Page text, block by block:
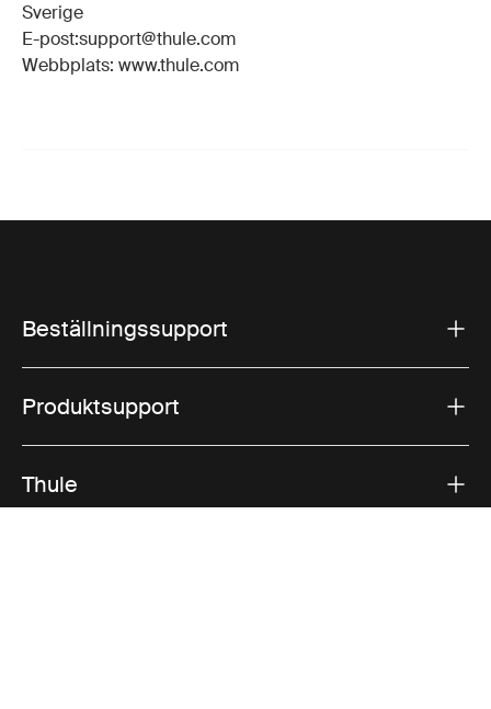
Sverige
E-post:support@thule.com
Webbplats: www.thule.com
Beställningssupport
Produktsupport
Thule